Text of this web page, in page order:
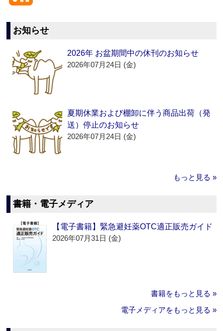
お知らせ
2026年 お盆期間中の休刊のお知らせ
2026年07月24日 (金)
夏期休業および棚卸に伴う商品出荷（発
送）停止のお知らせ
2026年07月24日 (金)
もっと見る »
書籍・電子メディア
【電子書籍】緊急避妊薬OTC適正販売ガイド
2026年07月31日 (金)
書籍をもっと見る »
電子メディアをもっと見る »